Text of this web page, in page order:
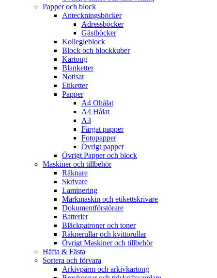
Papper och block
Anteckningsböcker
Adressböcker
Gästböcker
Kollegieblock
Block och blockkuber
Kartong
Blanketter
Notisar
Etiketter
Papper
A4 Ohålat
A4 Hålat
A3
Färgat papper
Fotopapper
Övrigt papper
Övrigt Papper och block
Maskiner och tillbehör
Räknare
Skrivare
Laminering
Märkmaskin och etikettskrivare
Dokumentförstörare
Batterier
Bläckpatroner och toner
Räknerullar och kvittorullar
Övrigt Maskiner och tillbehör
Häfta & Fästa
Sortera och förvara
Arkivpärm och arkivkartong